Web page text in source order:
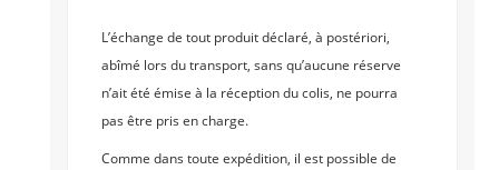
L’échange de tout produit déclaré, à postériori,
abîmé lors du transport, sans qu’aucune réserve
n’ait été émise à la réception du colis, ne pourra
pas être pris en charge.
Comme dans toute expédition, il est possible de